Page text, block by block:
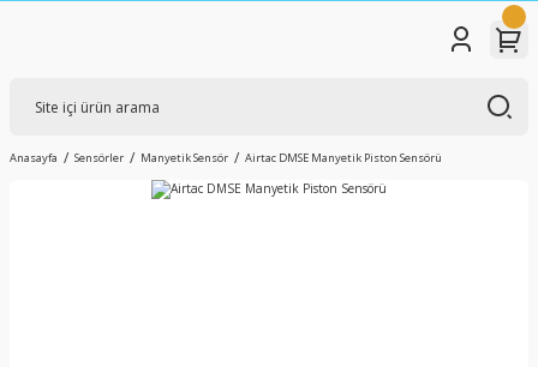
Anasayfa Sensörler Manyetik Sensör Airtac DMSE Manyetik Piston Sensörü